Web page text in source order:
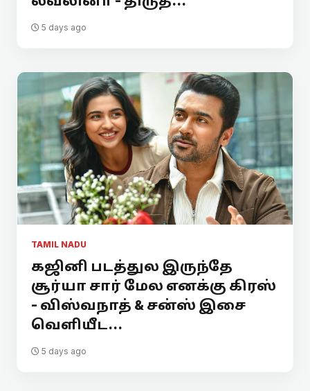
5 days ago
TAMIL NADU
கஜினி படத்துல இருந்தே
சூர்யா சார் மேல எனக்கு கிரஸ்
- விஸ்வநாத் & சன்ஸ் இசை
வெளியீட...
5 days ago